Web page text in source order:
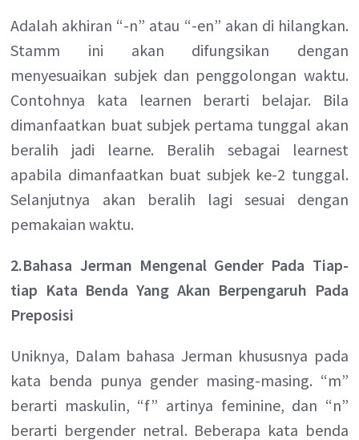
Adalah akhiran “-n” atau “-en” akan di hilangkan.
Stamm ini akan difungsikan dengan
menyesuaikan subjek dan penggolongan waktu.
Contohnya kata learnen berarti belajar. Bila
dimanfaatkan buat subjek pertama tunggal akan
beralih jadi learne. Beralih sebagai learnest
apabila dimanfaatkan buat subjek ke-2 tunggal.
Selanjutnya akan beralih lagi sesuai dengan
pemakaian waktu.
2.Bahasa Jerman Mengenal Gender Pada Tiap-
tiap Kata Benda Yang Akan Berpengaruh Pada
Preposisi
Uniknya, Dalam bahasa Jerman khususnya pada
kata benda punya gender masing-masing. “m”
berarti maskulin, “f” artinya feminine, dan “n”
berarti bergender netral. Beberapa kata benda